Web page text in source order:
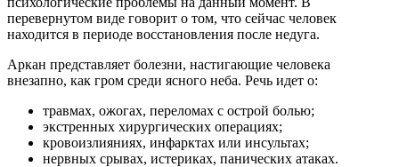
перевернутом виде говорит о том, что сейчас человек
находится в периоде восстановления после недуга.
Аркан представляет болезни, настигающие человека
внезапно, как гром среди ясного неба. Речь идет о:
травмах, ожогах, переломах с острой болью;
экстренных хирургических операциях;
кровоизлияниях, инфарктах или инсультах;
нервных срывах, истериках, панических атаках.